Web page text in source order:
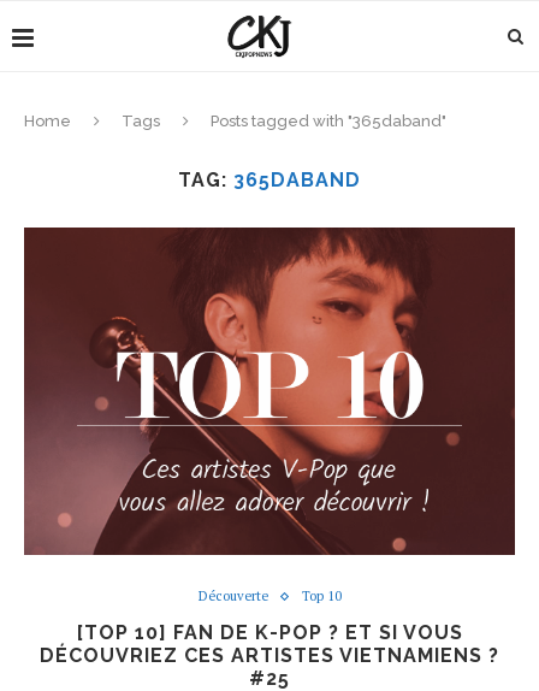
Home Tags Posts tagged with "365daband"
TAG: 365DABAND
Découverte Top 10
[TOP 10] FAN DE K-POP ? ET SI VOUS
DÉCOUVRIEZ CES ARTISTES VIETNAMIENS ?
#25